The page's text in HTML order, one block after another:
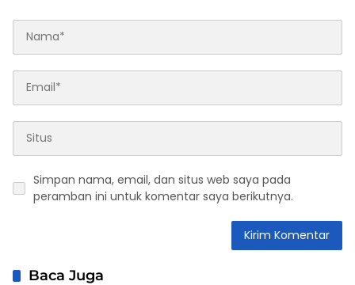
Simpan nama, email, dan situs web saya pada
peramban ini untuk komentar saya berikutnya.
Baca Juga